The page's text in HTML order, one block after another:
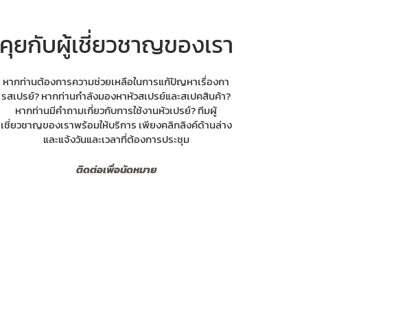
คุยกับผู้เชี่ยวชาญของเรา
หากท่านต้องการความช่วยเหลือในการแก้ปัญหาเรื่องกา
รสเปรย์? หากท่านกำลังมองหาหัวสเปรย์และสเปคสินค้า?
หากท่านมีคำถามเกี่ยวกับการใช้งานหัวเปรย์? ทีมผู้
เชี่ยวชาญของเราพร้อมให้บริการ เพียงคลิกลิงค์ด้านล่าง
และแจ้งวันและเวลาที่ต้องการประชุม
ติดต่อเพื่อนัดหมาย